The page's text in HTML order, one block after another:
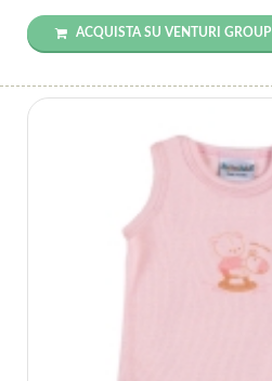
ACQUISTA SU VENTURI GROUP